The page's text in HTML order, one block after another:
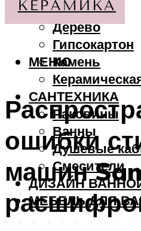
МАТЕРИАЛЫ
Дерево
Гипсокартон
Камень
САНТЕХНИКА
Раковины
Ванны
Душевые
Смесители
ДИЗАЙН
МЕБЕЛЬ ДЛЯ
МЕНЮ
ошибки
машин